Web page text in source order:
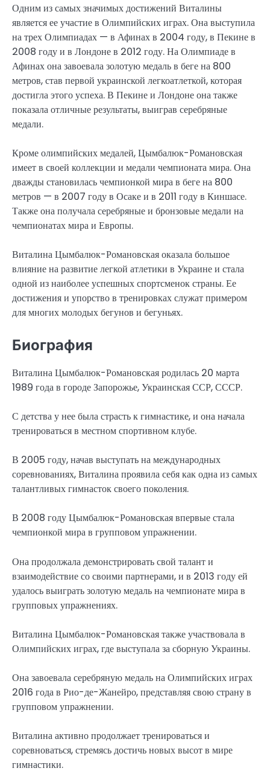
Одним из самых значимых достижений Виталины
является ее участие в Олимпийских играх. Она выступила
на трех Олимпиадах — в Афинах в 2004 году, в Пекине в
2008 году и в Лондоне в 2012 году. На Олимпиаде в
Афинах она завоевала золотую медаль в беге на 800
метров, став первой украинской легкоатлеткой, которая
достигла этого успеха. В Пекине и Лондоне она также
показала отличные результаты, выиграв серебряные
медали.
Кроме олимпийских медалей, Цымбалюк-Романовская
имеет в своей коллекции и медали чемпионата мира. Она
дважды становилась чемпионкой мира в беге на 800
метров — в 2007 году в Осаке и в 2011 году в Киншасе.
Также она получала серебряные и бронзовые медали на
чемпионатах мира и Европы.
Виталина Цымбалюк-Романовская оказала большое
влияние на развитие легкой атлетики в Украине и стала
одной из наиболее успешных спортсменок страны. Ее
достижения и упорство в тренировках служат примером
для многих молодых бегунов и бегуньях.
Биография
Виталина Цымбалюк-Романовская родилась 20 марта
1989 года в городе Запорожье, Украинская ССР, СССР.
С детства у нее была страсть к гимнастике, и она начала
тренироваться в местном спортивном клубе.
В 2005 году, начав выступать на международных
соревнованиях, Виталина проявила себя как одна из самых
талантливых гимнасток своего поколения.
В 2008 году Цымбалюк-Романовская впервые стала
чемпионкой мира в групповом упражнении.
Она продолжала демонстрировать свой талант и
взаимодействие со своими партнерами, и в 2013 году ей
удалось выиграть золотую медаль на чемпионате мира в
групповых упражнениях.
Виталина Цымбалюк-Романовская также участвовала в
Олимпийских играх, где выступала за сборную Украины.
Она завоевала серебряную медаль на Олимпийских играх
2016 года в Рио-де-Жанейро, представляя свою страну в
групповом упражнении.
Виталина активно продолжает тренироваться и
соревноваться, стремясь достичь новых высот в мире
гимнастики.